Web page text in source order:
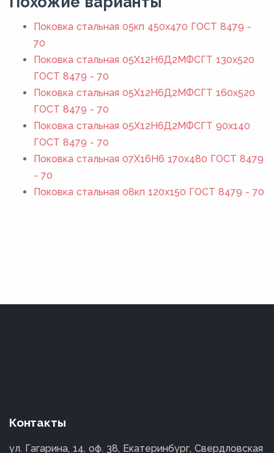
Поковка стальная 05кп 450x470 ГОСТ 8479 -
70
Поковка стальная 05Х12Н6Д2МФСГТ 130x520
ГОСТ 8479 - 70
Поковка стальная 05Х12Н6Д2МФСГТ 160x520
ГОСТ 8479 - 70
Поковка стальная 05Х12Н6Д2МФСГТ 90x140
ГОСТ 8479 - 70
Поковка стальная 07Х16Н6 170x480 ГОСТ 8479
- 70
Поковка стальная 08кп 120x150 ГОСТ 8479 - 70
Контакты
ул. Гагарина, 14, оф. 38, Екатеринбург, Свердловская